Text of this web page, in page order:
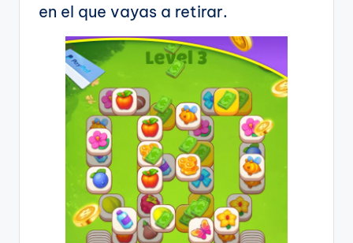
en el que vayas a retirar.